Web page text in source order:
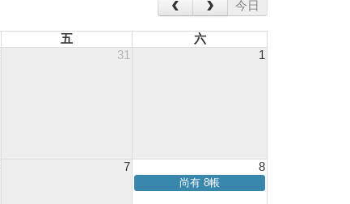
今日
尚有 8帳
五
六
31 1
7 8